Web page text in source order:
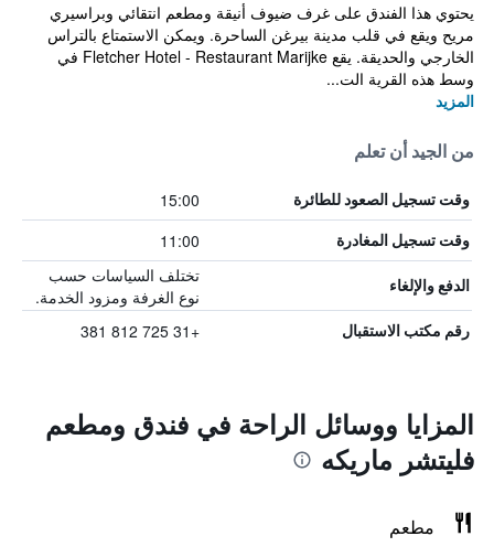
يحتوي هذا الفندق على غرف ضيوف أنيقة ومطعم انتقائي وبراسيري
مريح ويقع في قلب مدينة بيرغن الساحرة. ويمكن الاستمتاع بالتراس
الخارجي والحديقة. يقع Fletcher Hotel - Restaurant Marijke في
وسط هذه القرية الت...
المزيد
من الجيد أن تعلم
وقت تسجيل الصعود للطائرة 15:00
وقت تسجيل المغادرة 11:00
الدفع والإلغاء
تختلف السياسات حسب
نوع الغرفة ومزود الخدمة.
رقم مكتب الاستقبال +31 725 812 381
المزايا ووسائل الراحة في فندق ومطعم
فليتشر ماريكه
مطعم